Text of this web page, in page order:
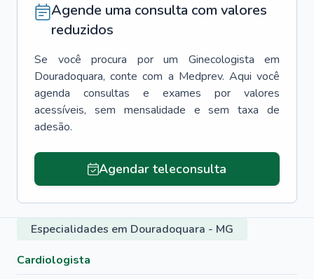
Agende uma consulta com valores
reduzidos
Se você procura por um Ginecologista
em
Douradoquara, conte com a Medprev. Aqui você
agenda consultas e exames por valores
acessíveis, sem mensalidade e sem taxa de
adesão.
Agendar teleconsulta
Especialidades em Douradoquara - MG
Cardiologista